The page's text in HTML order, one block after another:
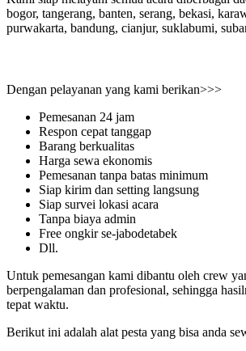
bogor, tangerang, banten, serang, bekasi,
purwakarta, bandung, cianjur, suklabumi,
Dengan pelayanan yang kami berikan>>>
Pemesanan 24 jam
Respon cepat tanggap
Barang berkualitas
Harga sewa ekonomis
Pemesanan tanpa batas minimum
Siap kirim dan setting langsung
Siap survei lokasi acara
Tanpa biaya admin
Free ongkir se-jabodetabek
Dll.
Untuk pemesangan kami dibantu oleh crew
berpengalaman dan profesional, sehingga
tepat waktu.
Berikut ini adalah alat pesta yang bisa anda